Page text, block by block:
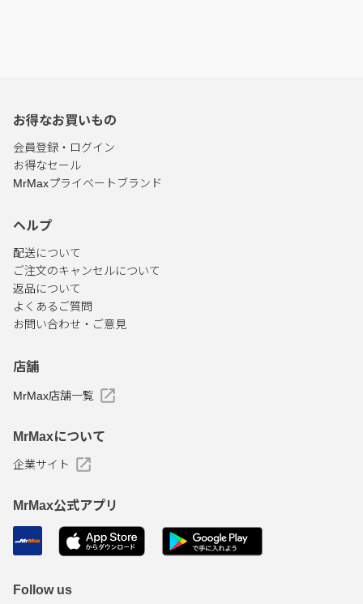
お得なお買いもの
会員登録・ログイン
お得なセール
MrMaxプライベートブランド
ヘルプ
配送について
ご注文のキャンセルについて
返品について
よくあるご質問
お問い合わせ・ご意見
店舗
MrMax店舗一覧
MrMaxについて
企業サイト
MrMax公式アプリ
Follow us